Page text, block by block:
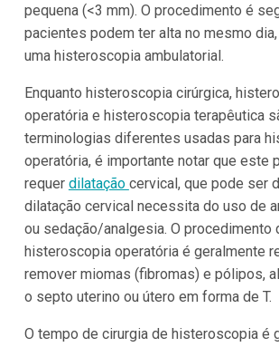
pequena (<3 mm). O procedimento é
pacientes podem ter alta no mesmo
uma histeroscopia ambulatorial.
Enquanto histeroscopia cirúrgica,
operatória e histeroscopia terapêutica
terminologias diferentes usadas para
operatória, é importante notar que este
requer dilatação cervical, que pode ser
dilatação cervical necessita do uso de
ou sedação/analgesia. O procedimento
histeroscopia operatória é geralmente
remover miomas (fibromas) e pólipos,
o septo uterino ou útero em forma de T.
O tempo de cirurgia de histeroscopia é